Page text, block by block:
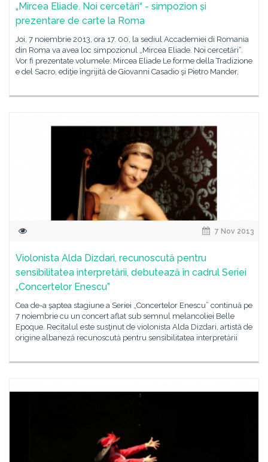
„Mircea Eliade. Noi cercetări“ - simpozion și
prezentare de carte la Roma
Joi, 7 noiembrie 2013, ora 17. 00, la sediul Accademiei di Romania
din Roma va avea loc simpozionul „Mircea Eliade. Noi cercetări“.
Vor fi prezentate volumele: Mircea Eliade Le forme della Tradizione
e del Sacro, ediţie îngrijită de Giovanni Casadio şi Pietro Mander,
7 Nov 2013
Violonista Alda Dizdari, recunoscută pentru
sensibilitatea interpretării, debutează în cadrul Seriei
„Concertelor Enescu”
Cea de-a şaptea stagiune a Seriei „Concertelor Enescu” continuă pe
7 noiembrie cu un concert aflat sub semnul melancoliei Belle
Epoque. Recitalul este susţinut de violonista Alda Dizdari, artistă de
origine albaneză recunoscută pentru sensibilitatea interpretării